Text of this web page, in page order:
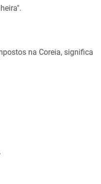
na Coreia, significa